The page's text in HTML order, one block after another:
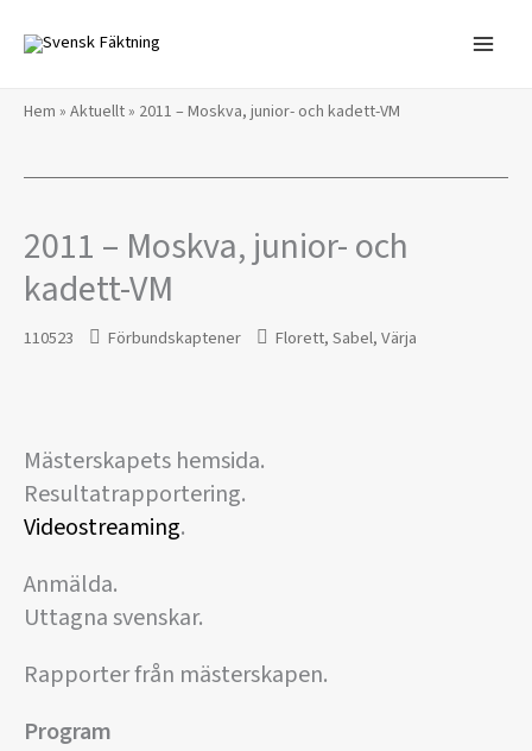
innehåll
Hem » Aktuellt» 2011 – Moskva, junior- och kadett-VM
2011 – Moskva, junior- och
kadett-VM
110523 Förbundskaptener Florett,Sabel,Värja
Mästerskapets hemsida.
Resultatrapportering.
Videostreaming.
Anmälda.
Uttagna svenskar.
Rapporter från mästerskapen.
Program